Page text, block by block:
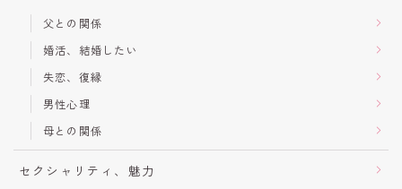
父との関係
婚活、結婚したい
失恋、復縁
男性心理
母との関係
セクシャリティ、魅力